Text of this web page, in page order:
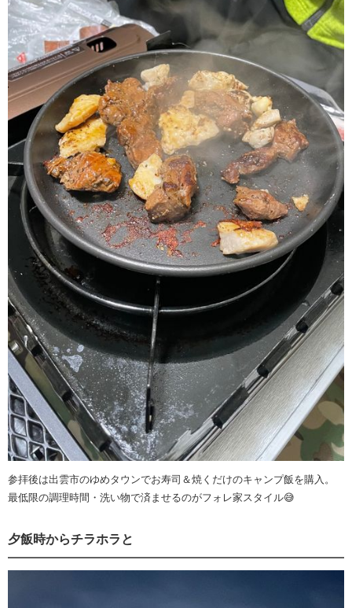
参拝後は出雲市のゆめタウンでお寿司＆焼くだけのキャンプ飯を購入。
最低限の調理時間・洗い物で済ませるのがフォレ家スタイル😅
夕飯時からチラホラと